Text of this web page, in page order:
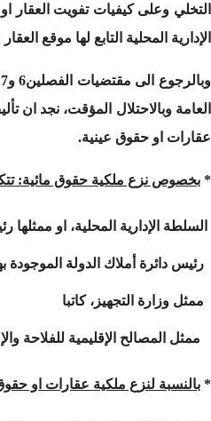
التخلي وعلى كيفيات تفويت العقار
الإدارية المحلية التابع لها موقع
العامة وبالاحتلال المؤقت، نجد ان
عقارات او حقوق عينية.
* بخصوص نزع ملكية حقوق مائية:
السلطة الإدارية المحلية، او ممثلها
رئيس دائرة أملاك الدولة الموجودة
ممثل وزارة التجهيز، كاتبا
ممثل المصالح الإقليمية للفلاحة
* بالنسبة لنزع ملكية عقارات او